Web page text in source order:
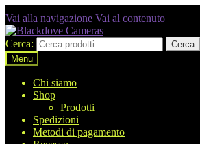
Vai alla navigazione Vai al contenuto
Cerca:
Cerca
Menu
Chi siamo
Shop
Prodotti
Spedizioni
Metodi di pagamento